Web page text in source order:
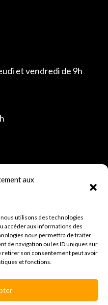
aux
utilisons des technologies
accéder aux informations des
nous permettra de traiter
de navigation ou les ID uniques sur
retirer son consentement peut avoir
et fonctions.
et vendredi de 9h
et vendredi de 8h
et samedi